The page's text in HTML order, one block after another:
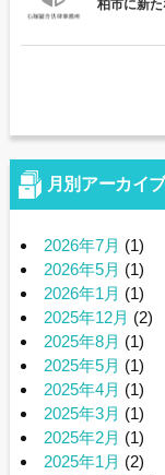
柏市に新
月別アーカイブ
2026年7月 (1)
2026年5月 (1)
2026年1月 (1)
2025年12月 (2)
2025年8月 (1)
2025年5月 (1)
2025年4月 (1)
2025年3月 (1)
2025年2月 (1)
2025年1月 (2)